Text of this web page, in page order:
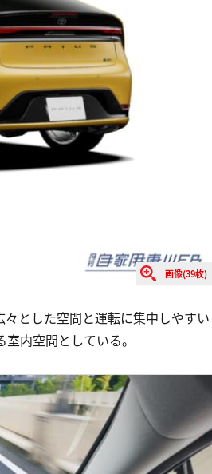
画像(39枚)
々とした空間と運転に集中しやすい
内空間としている。